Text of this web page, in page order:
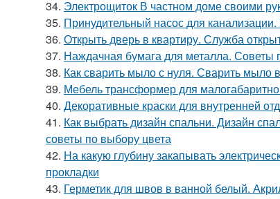
34. Электрощиток В частном доме своими
35. Принудительный насос для
36. Открыть дверь в квартиру. Служба
37. Наждачная бумага для металла. Советы
38. Как сварить мыло с нуля. Сварить мыло
39. Мебель трансформер для
40. Декоративные краски для внутренней
41. Как выбрать дизайн спальни. Дизайн
советы по выбору цвета
42. На какую глубину закапывать
прокладки
43. Герметик для швов в ванной белый.